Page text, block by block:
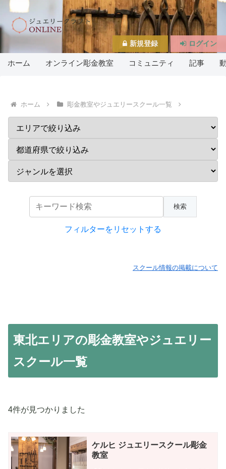
ホーム オンライン彫金教室 コミュニティ 記事
ホーム 彫金教室やジュエリースクール一覧
フィルターをリセットする
スクール情報の掲載について
東北エリアの彫金教室やジュエリー
スクール一覧
4件が見つかりました
ケルヒ ジュエリースクール彫金
教室
新規登録 ログイン